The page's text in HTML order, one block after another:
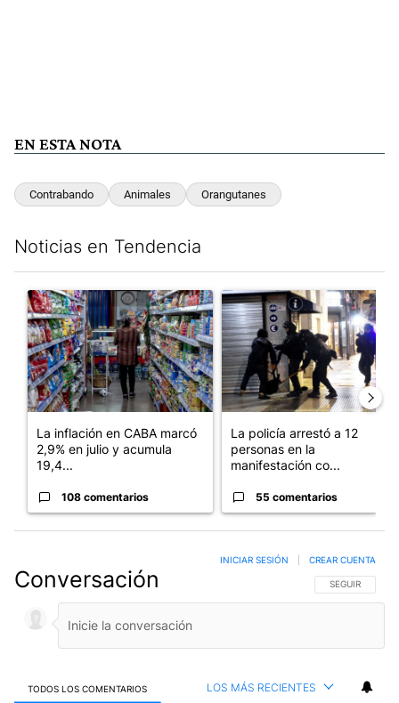
EN ESTA NOTA
Contrabando Animales Orangutanes
Noticias en Tendencia
Un artículo de tendencia con el título "La inflación en CABA
La inflación en CABA marcó
2,9% en julio y acumula
19,4...
108 comentarios
Un artículo de tendencia con
La policía arrestó a 12
personas en la
manifestación co...
55 comentarios
Conversación SIGA ESTA
SEGUIR
INICIAR SESIÓN CREAR CUENTA
TODOS LOS COMENTARIOS LOS MÁS RECIENTES